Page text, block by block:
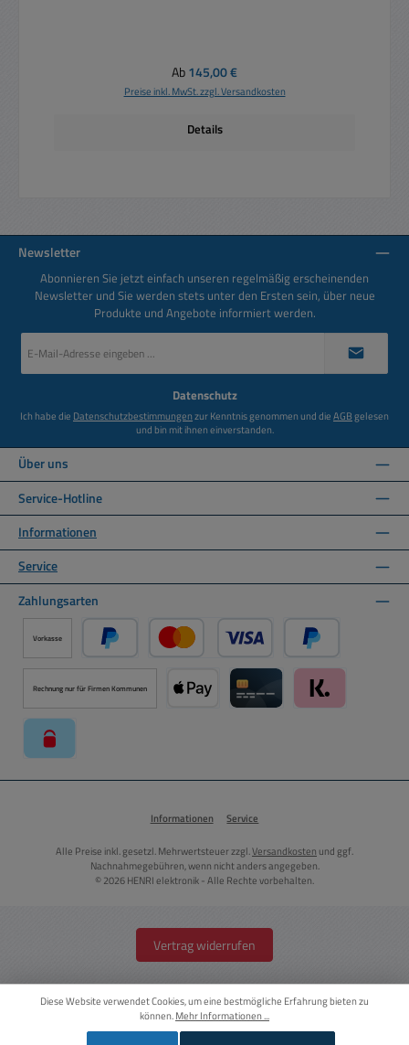
Regulärer Preis:
Ab145,00 €
Preise inkl. MwSt. zzgl. Versandkosten
Details
Newsletter
Abonnieren Sie jetzt einfach unseren regelmäßig erscheinenden
Newsletter und Sie werden stets unter den Ersten sein, über neue
Produkte und Angebote informiert werden.
Mail-
Datenschutz
Ich habe die Datenschutzbestimmungenzur Kenntnis genommen und dieAGBgelesen
und bin mit ihnen einverstanden.
Über uns
Service-Hotline
Informationen
Service
Zahlungsarten
Vorkasse
PayPal Kredit- oder Debitkarte über PayPal
Später Bezahlen
Rechnung nur für Firmen Kommunen
Informationen Service
Alle Preise inkl. gesetzl. Mehrwertsteuer zzgl.Versandkosten und ggf.
Nachnahmegebühren, wenn nicht anders angegeben.
© 2026 HENRI elektronik - Alle Rechte vorbehalten.
Vertrag widerrufen
Diese Website verwendet Cookies, um eine bestmögliche Erfahrung bieten zu
können.Mehr Informationen ...